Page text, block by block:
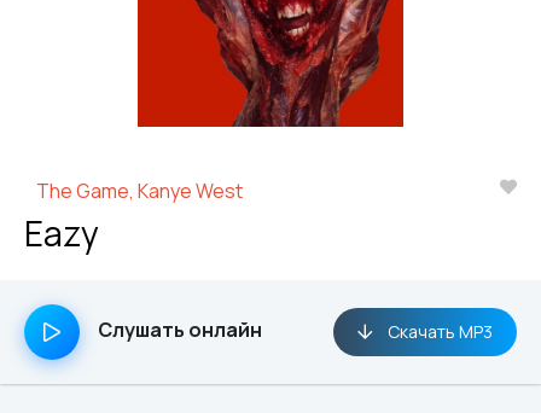
The Game, Kanye West
Eazy
Слушать онлайн Скачать MP3